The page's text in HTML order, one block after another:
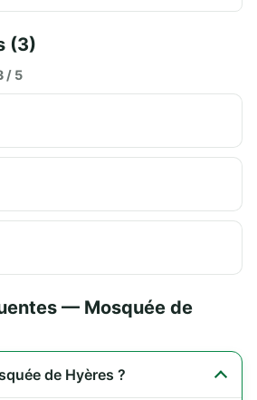
(3)
/ 5
— Mosquée de
de Hyères ?